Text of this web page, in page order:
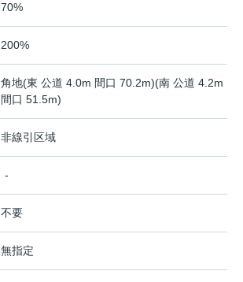
70%
200%
角地(東 公道 4.0m 間口 70.2m)(南 公道 4.2m
間口 51.5m)
非線引区域
-
不要
無指定